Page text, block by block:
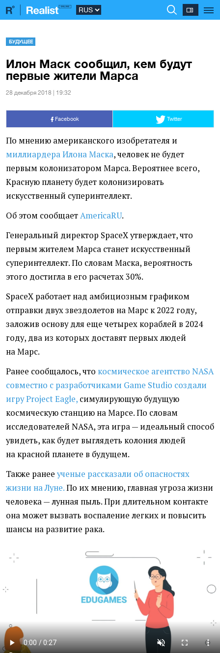
БУДУЩЕЕ
Илон Маск сообщил, кем будут
первые жители Марса
28 декабря 2018 | 19:32
Facebook Twitter
По мнению американского изобретателя и
миллиардера Илона Маска, человек не будет
первым колонизатором Марса. Вероятнее всего,
Красную планету будет колонизировать
искусственный суперинтеллект.
Об этом сообщаетAmericaRU.
Генеральный директор SpaceX утверждает, что
первым жителем Марса станет искусственный
суперинтеллект. По словам Маска, вероятность
этого достигла в его расчетах 30%.
SpaceX работает над амбициозным графиком
отправки двух звездолетов на Марс к 2022 году,
заложив основу для еще четырех кораблей в 2024
году, два из которых доставят первых людей
на Марс.
Ранее сообщалось, что космическое агентство NASA
совместно с разработчиками Game Studio создали
игру Project Eagle, симулирующую будущую
космическую станцию на Марсе. По словам
исследователей NASA, эта игра — идеальный способ
увидеть, как будет выглядеть колония людей
на красной планете в будущем.
Также ранее ученые рассказали об опасностях
жизни на Луне.По их мнению, главная угроза жизни
человека — лунная пыль. При длительном контакте
она может вызвать воспаление легких и повысить
шансы на развитие рака.